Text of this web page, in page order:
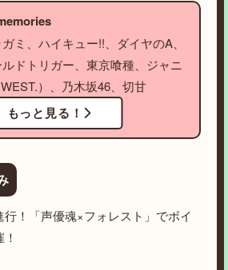
ミ、ハイキュー!!、ダイヤのA、
ドトリガー、東京喰種、ジャニ
）、乃木坂46、切甘
もっと見る！
！「声優魂×フォレスト」でボイ